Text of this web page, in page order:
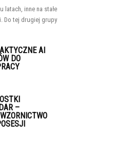
latach, inne na stałe
Do tej drugiej grupy
AI
DO
–